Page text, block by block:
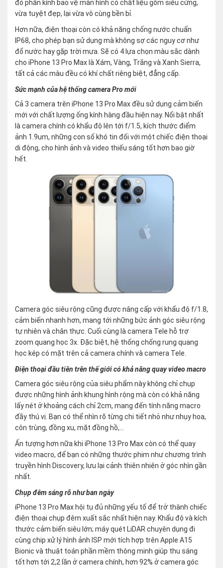
đó phần kính bảo vệ màn hình có chất liệu gốm siêu cứng,
vừa tuyệt đẹp, lại vừa vô cùng bền bỉ.
Hơn nữa, điện thoại còn có khả năng chống nước chuẩn
IP68, cho phép bạn sử dụng mà không sợ các nguy cơ như
đổ nước hay gặp trời mưa. Sẽ có 4 lựa chọn màu sắc dành
cho iPhone 13 Pro Max là Xám, Vàng, Trắng và Xanh Sierra,
tất cả các màu đều có khí chất riêng biệt, đẳng cấp.
Sức mạnh của hệ thống camera Pro mới
Cả 3 camera trên iPhone 13 Pro Max đều sử dụng cảm biến
mới với chất lượng ống kính hàng đầu hiện nay. Nổi bật nhất
là camera chính có khẩu độ lên tới f/1.5, kích thước điểm
ảnh 1.9um, những con số khó tin đối với một chiếc điện thoại
di động, cho hình ảnh và video thiếu sáng tốt hơn bao giờ
hết.
Camera góc siêu rộng cũng được nâng cấp với khẩu độ f/1.8,
cảm biến nhanh hơn, mang tới những bức ảnh góc siêu rộng
tự nhiên và chân thực. Cuối cùng là camera Tele hỗ trợ
zoom quang học 3x. Đặc biệt, hệ thống chống rung quang
học kép có mặt trên cả camera chính và camera Tele.
Điện thoại đầu tiên trên thế giới có khả năng quay video macro
Camera góc siêu rộng của siêu phẩm này không chỉ chụp
được những hình ảnh khung hình rộng mà còn có khả năng
lấy nét ở khoảng cách chỉ 2cm, mang đến tính năng macro
đầy thú vị. Bạn có thể nhìn rõ từng chi tiết nhỏ như nhụy hoa,
côn trùng, đồng xu, mặt đồng hồ,…
Ấn tượng hơn nữa khi iPhone 13 Pro Max còn có thể quay
video macro, để bạn có những thước phim như chương trình
truyền hình Discovery, lưu lại cảnh thiên nhiên ở góc nhìn gần
nhất.
Chụp đêm sáng rõ như ban ngày
iPhone 13 Pro Max hội tụ đủ những yếu tố để trở thành chiếc
điện thoại chụp đêm xuất sắc nhất hiện nay. Khẩu độ và kích
thước cảm biến siêu lớn; máy quét LiDAR chuyên dụng đi
cùng chip xử lý hình ảnh ISP mới tích hợp trên Apple A15
Bionic và thuật toán phần mềm thông minh giúp thu sáng
tốt hơn tới 2,2 lần ở camera chính, hơn 92% ở camera góc